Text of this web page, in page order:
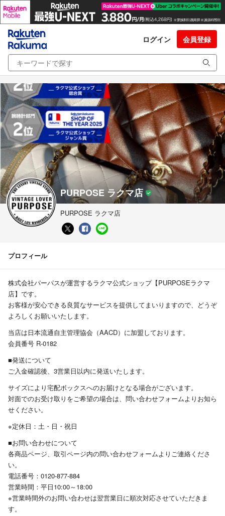
ログイン 会員登録
PURPOSE ラクマ店
PURPOSE ラクマ店
プロフィール
株式会社パーパスが運営するラクマ公式ショップ【PURPOSEラクマ
店】です。
お客様が安心できる良質なサービスを提供してまいりますので、どうぞ
よろしくお願いいたします。
当店は日本流通自主管理協会（AACD）に加盟しております。
会員番号 R-0182
■発送について
ご入金確認後、3営業日以内に発送いたします。
サイズにより宅配ボックスへのお届けとなる場合がございます。
対面でのお受け取りをご希望の場合は、問い合わせフォームよりお知ら
せください。
※定休日：土・日・祝日
■お問い合わせについて
各商品ページ、取引ページ内の問い合わせフォームよりご連絡くださ
い。
電話番号：0120-877-884
営業時間：平日10:00～18:00
※営業時間外のお問い合わせは翌営業日に順次対応させていただきま
す。